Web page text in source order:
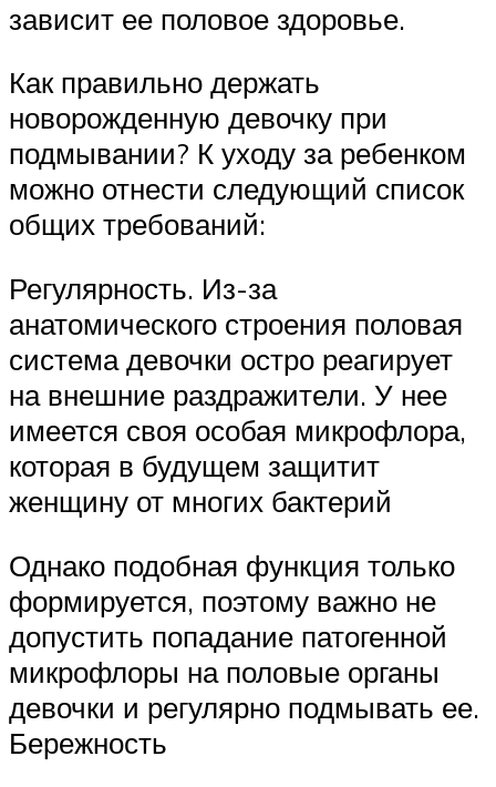
зависит ее половое здоровье.
Как правильно держать
новорожденную девочку при
подмывании? К уходу за ребенком
можно отнести следующий список
общих требований:
Регулярность. Из-за
анатомического строения половая
система девочки остро реагирует
на внешние раздражители. У нее
имеется своя особая микрофлора,
которая в будущем защитит
женщину от многих бактерий
Однако подобная функция только
формируется, поэтому важно не
допустить попадание патогенной
микрофлоры на половые органы
девочки и регулярно подмывать ее.
Бережность